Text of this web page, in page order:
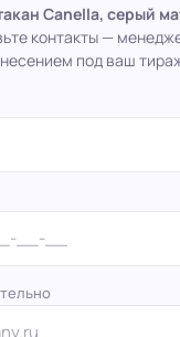
Canella, серый
контакты —
под ваш